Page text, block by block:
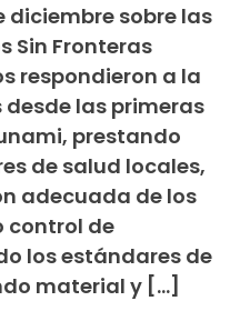
diciembre sobre las
Sin Fronteras
respondieron a la
las primeras
prestando
de salud locales,
adecuada de los
control de
los estándares de
material y […]